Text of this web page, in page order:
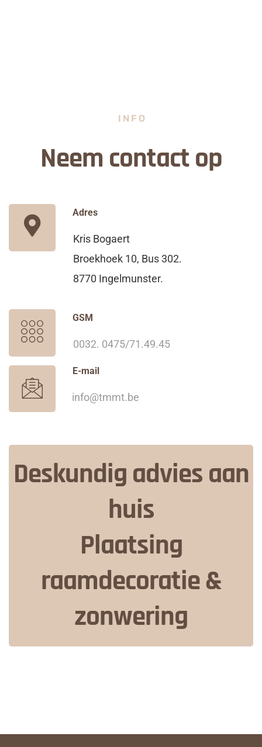
INFO
Neem contact op
Adres
Kris Bogaert
Broekhoek 10, Bus 302.
8770 Ingelmunster.
GSM
0032. 0475/71.49.45
E-mail
info@tmmt.be
Deskundig advies aan
huis
Plaatsing
raamdecoratie &
zonwering